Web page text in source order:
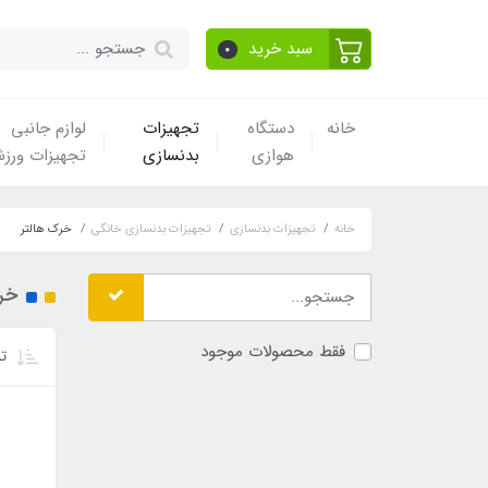
سبد خرید 0
خانه
دستگاه
هوازی
تجهیزات
بدنسازی
لوازم جانبی
تجهیزات
خانه تجهیزات بدنسازی تجهیزات بدنسازی خانگی خرک هالتر
فقط محصولات موجود